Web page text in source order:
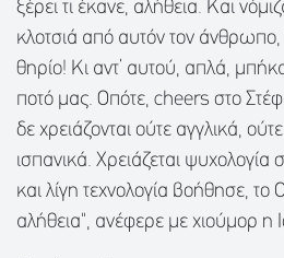
ξέρει τι έκανε, αλήθεια. Και
κλοτσιά από αυτόν τον άνθρωπο,
θηρίο! Κι αντ’ αυτού, απλά,
ποτό μας. Οπότε, cheers στο
δε χρειάζονται ούτε αγγλικά,
ισπανικά. Χρειάζεται ψυχολογία
και λίγη τεχνολογία βοήθησε, το
αλήθεια", ανέφερε με χιούμορ η